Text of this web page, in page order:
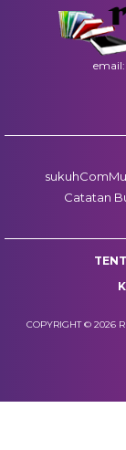
Catatan
COPYRIGHT © 2026